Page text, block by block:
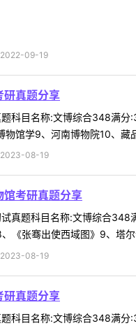
2022-09-19
真题分享
科目名称:文博综合348满
馆学9、河南博物院10、
2023-08-19
考研真题分享
真题科目名称:文博综合
《张骞出使西域图》9、塔
2023-08-19
真题分享
科目名称:文博综合348满